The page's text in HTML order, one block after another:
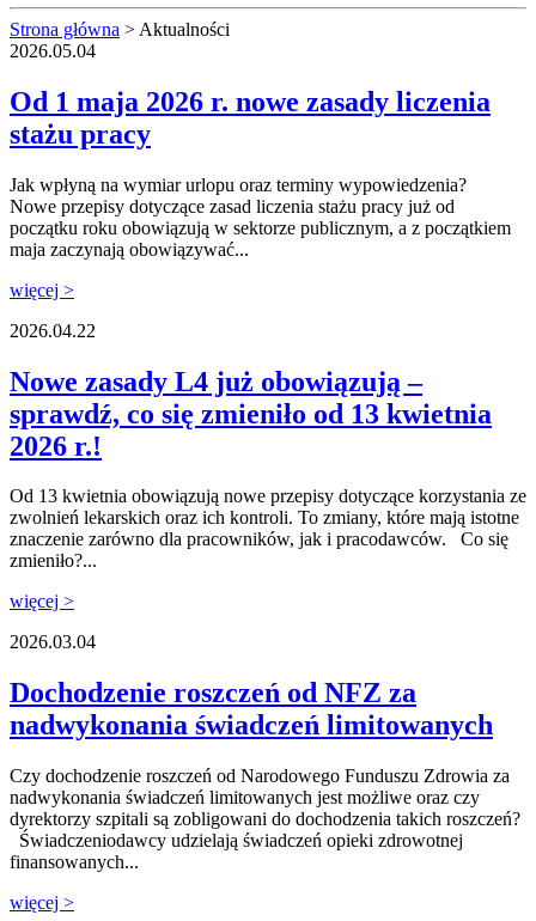
Strona główna > Aktualności
2026.05.04
Od 1 maja 2026 r. nowe zasady liczenia
stażu pracy
Jak wpłyną na wymiar urlopu oraz terminy wypowiedzenia?
Nowe przepisy dotyczące zasad liczenia stażu pracy już od
początku roku obowiązują w sektorze publicznym, a z początkiem
maja zaczynają obowiązywać...
więcej >
2026.04.22
Nowe zasady L4 już obowiązują –
sprawdź, co się zmieniło od 13 kwietnia
2026 r.!
Od 13 kwietnia obowiązują nowe przepisy dotyczące korzystania ze
zwolnień lekarskich oraz ich kontroli. To zmiany, które mają istotne
znaczenie zarówno dla pracowników, jak i pracodawców. Co się
zmieniło?...
więcej >
2026.03.04
Dochodzenie roszczeń od NFZ za
nadwykonania świadczeń limitowanych
Czy dochodzenie roszczeń od Narodowego Funduszu Zdrowia za
nadwykonania świadczeń limitowanych jest możliwe oraz czy
dyrektorzy szpitali są zobligowani do dochodzenia takich roszczeń?
Świadczeniodawcy udzielają świadczeń opieki zdrowotnej
finansowanych...
więcej >